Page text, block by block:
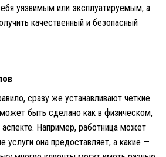
уязвимым или эксплуатируемым, а
качественный и безопасный
сразу же устанавливают четкие
быть сделано как в физическом,
Например, работница может
услуги она предоставляет, а какие —